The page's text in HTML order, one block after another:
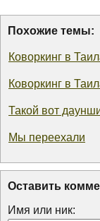
Похожие темы:
Коворкинг в
Коворкинг в
Такой вот
Мы переехали
Оставить
Имя или ник: